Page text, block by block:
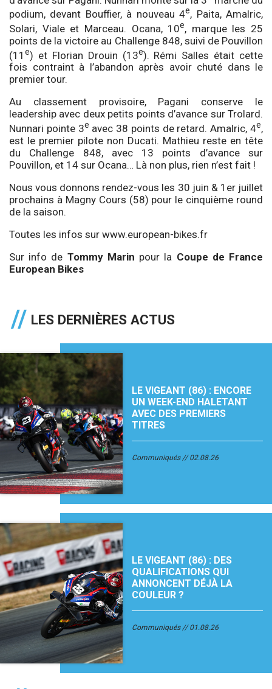
podium, devant Bouffier, à nouveau 4e, Paita, Amalric,
Solari, Viale et Marceau. Ocana, 10e, marque les 25
points de la victoire au Challenge 848, suivi de Pouvillon
(11 e) et Florian Drouin (13e). Rémi Salles était cette
fois contraint à l’abandon après avoir chuté dans le
premier tour.
Au classement provisoire, Pagani conserve le
leadership avec deux petits points d’avance sur Trolard.
Nunnari pointe 3e avec 38 points de retard. Amalric, 4e,
est le premier pilote non Ducati. Mathieu reste en tête
du Challenge 848, avec 13 points d’avance sur
Pouvillon, et 14 sur Ocana… Là non plus, rien n’est fait !
Nous vous donnons rendez-vous les 30 juin & 1er juillet
prochains à Magny Cours (58) pour le cinquième round
de la saison.
Toutes les infos sur www.european-bikes.fr
Sur info de Tommy Marin pour la Coupe de France
European Bikes
LES DERNIÈRES ACTUS
LE VIGEANT (86) : ENCORE
UN WEEK-END HALETANT
AVEC DES PREMIERS
TITRES
Communiqués 02.08.26
LE VIGEANT (86) : DES
QUALIFICATIONS QUI
ANNONCENT DÉJÀ LA
COULEUR ?
Communiqués 01.08.26